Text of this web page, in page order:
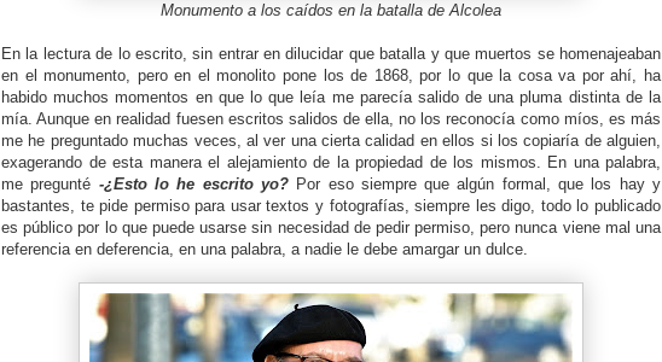
Monumento a los caídos en la batalla de Alcolea
En la lectura de lo escrito, sin entrar en dilucidar que batalla y que muertos se homenajeaban
en el monumento, pero en el monolito pone los de 1868, por lo que la cosa va por ahí, ha
habido muchos momentos en que lo que leía me parecía salido de una pluma distinta de la
mía. Aunque en realidad fuesen escritos salidos de ella, no los reconocía como míos, es más
me he preguntado muchas veces, al ver una cierta calidad en ellos si los copiaría de alguien,
exagerando de esta manera el alejamiento de la propiedad de los mismos. En una palabra,
me pregunté -¿Esto lo he escrito yo?Por eso siempre que algún formal, que los hay y
bastantes, te pide permiso para usar textos y fotografías, siempre les digo, todo lo publicado
es público por lo que puede usarse sin necesidad de pedir permiso, pero nunca viene mal una
referencia en deferencia, en una palabra, a nadie le debe amargar un dulce.